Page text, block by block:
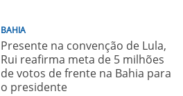
BAHIA
Presente na convenção de Lula,
Rui reafirma meta de 5 milhões
de votos de frente na Bahia para
o presidente